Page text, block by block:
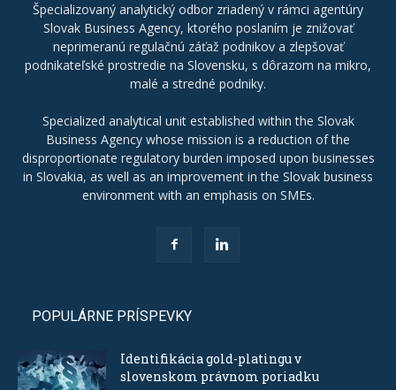
Špecializovaný analytický odbor zriadený v rámci agentúry
Slovak Business Agency, ktorého poslaním je znižovať
neprimeranú regulačnú záťaž podnikov a zlepšovať
podnikateľské prostredie na Slovensku, s dôrazom na mikro,
malé a stredné podniky.
Specialized analytical unit established within the Slovak
Business Agency whose mission is a reduction of the
disproportionate regulatory burden imposed upon businesses
in Slovakia, as well as an improvement in the Slovak business
environment with an emphasis on SMEs.
POPULÁRNE PRÍSPEVKY
Identifikácia gold-platingu v
slovenskom právnom poriadku